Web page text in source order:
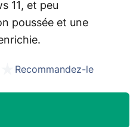
11, et peu
poussée et une
Recommandez-le